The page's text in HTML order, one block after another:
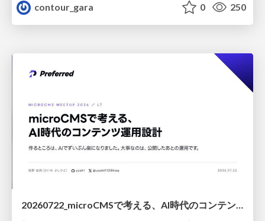
contour_gara
0 250
20260722_microCMSで考える、AI時代のコンテンツ運用設計